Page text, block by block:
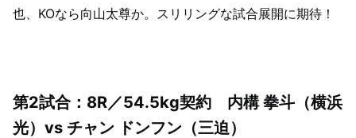
也、KOなら向山太尊か。スリリングな試合展開に期待！
第2試合：8R／54.5kg契約 内構 拳斗（横浜
光）vs チャン ドンフン（三迫）